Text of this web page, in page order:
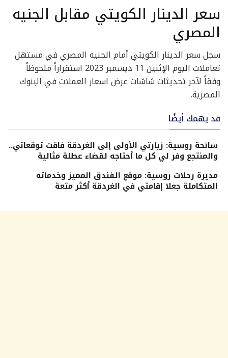
سعر الدينار الكويتي مقابل الجنيه
المصري
سجل سعر الدينار الكويتي أمام الجنيه المصري في مستهل
تعاملات اليوم الإثنين 11 ديسمبر 2023 استقراراً ملحوظاً
وفقاً لآخر تحديثات شاشات عرض اسعار العملات في البنوك
المصرية.
قد يهمك أيضًا
سائحة روسية: زيارتي الأولى إلى الغردقة فاقت توقعاتي..
والمنتجع وفر لي كل ما أحتاجه لقضاء عطلة مثالية
مديرة رحلات روسية: موقع الفندق المميز وخدماته
المتكاملة جعلا إقامتي في الغردقة أكثر متعة